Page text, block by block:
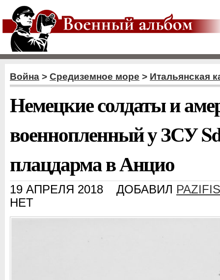
Война > Средиземное море > Итальянская
Немецкие солдаты и
военнопленный у ЗСУ
плацдарма в Анцио
19 АПРЕЛЯ 2018 ДОБАВИЛ
НЕТ